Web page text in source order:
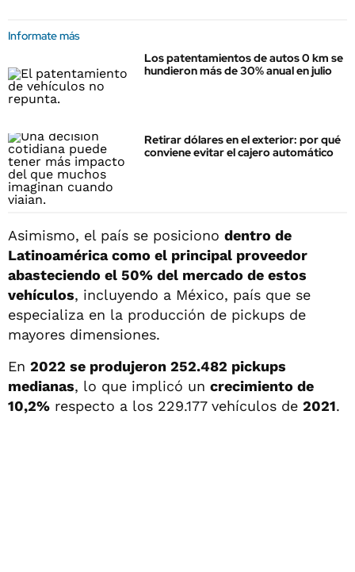
Informate más
Los patentamientos de autos 0 km se
hundieron más de 30% anual en julio
Retirar dólares en el exterior: por qué
conviene evitar el cajero automático
Asimismo, el país se posiciono dentro de
Latinoamérica como el principal proveedor
abasteciendo el 50% del mercado de estos
vehículos, incluyendo a México, país que se
especializa en la producción de pickups de
mayores dimensiones.
En 2022 se produjeron 252.482 pickups
medianas, lo que implicó un crecimiento de
10,2% respecto a los 229.177 vehículos de 2021.